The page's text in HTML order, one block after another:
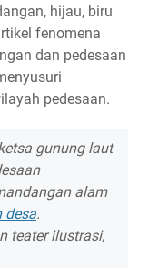
hijau, biru
fenomena
dan pedesaan
pedesaan.
gunung laut
alam
desa.
teater ilustrasi,